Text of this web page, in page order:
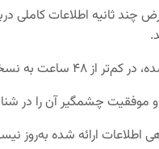
چند ثانیه اطلاعات کاملی
بار آن را بهبود داده‌اند.
و موفقیت چشمگیر آن را در
اطلاعات ارائه شده